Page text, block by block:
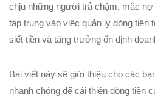
chịu những người trả chậm, mắc
tập trung vào việc quản lý dòng tiền
siết tiền và tăng trưởng ổn định
Bài viết này sẽ giới thiệu cho các
nhanh chóng để cải thiện dòng tiền